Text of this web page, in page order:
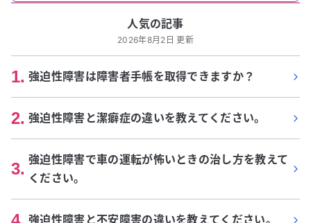
人気の記事
2026年8月2日 更新
1. 強迫性障害は障害者手帳を取得できますか？
2. 強迫性障害と潔癖症の違いを教えてください。
3. 強迫性障害で車の運転が怖いときの治し方を教えて
ください。
強迫性障害と不安障害の違いを教えてください。